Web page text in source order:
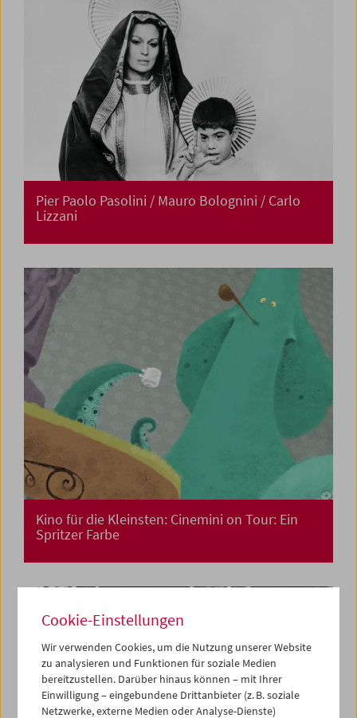
Pier Paolo Pasolini / Mauro Bolognini / Carlo
Lizzani
Kino für die Kleinsten: Cinemini on Tour: Ein
Spritzer Farbe
Cookie-Einstellungen
Wir verwenden Cookies, um die Nutzung unserer Website
zu analysieren und Funktionen für soziale Medien
bereitzustellen. Darüber hinaus können – mit Ihrer
Einwilligung – eingebundene Drittanbieter (z. B. soziale
Netzwerke, externe Medien oder Analyse-Dienste)